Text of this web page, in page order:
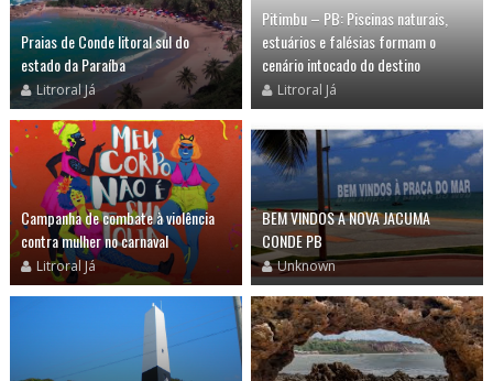
Praias de Conde litoral sul do
estado da Paraíba
Litroral Já
Pitimbu – PB: Piscinas naturais,
estuários e falésias formam o
cenário intocado do destino
Litroral Já
Campanha de combate à violência
contra mulher no carnaval
Litroral Já
BEM VINDOS A NOVA JACUMA
CONDE PB
Unknown